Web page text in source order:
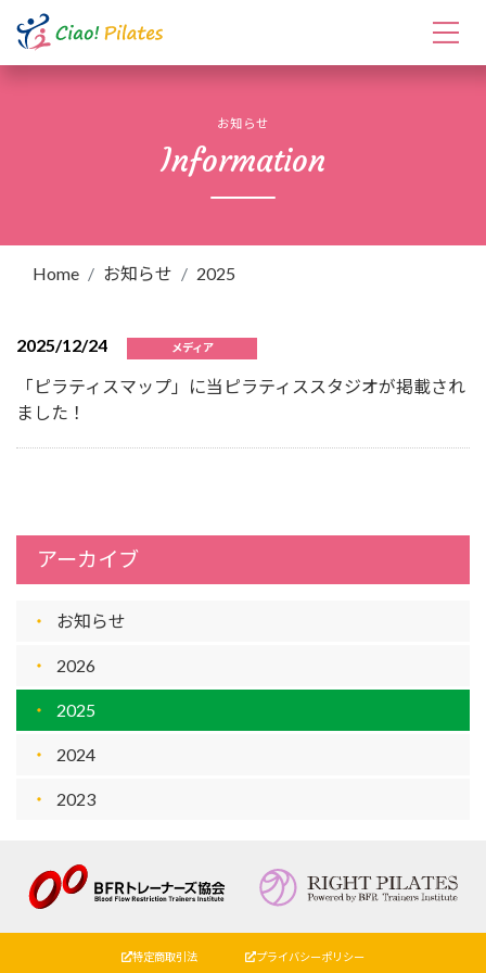
お知らせ
Information
Home お知らせ 2025
2025/12/24 メディア
「ピラティスマップ」に当ピラティススタジオが掲載され
ました！
アーカイブ
お知らせ
2026
2025
2024
2023
特定商取引法 プライバシーポリシー